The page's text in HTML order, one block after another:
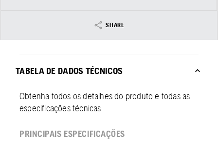
SHARE
TABELA DE DADOS TÉCNICOS
Obtenha todos os detalhes do produto e todas as
especificações técnicas
PRINCIPAIS ESPECIFICAÇÕES